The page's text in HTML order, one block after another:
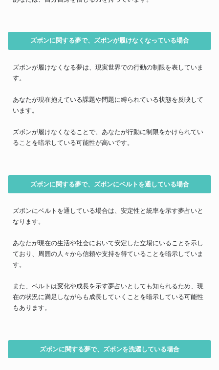
ズボンに関する夢で、ズボンが履けなくなっている場合
ズボンが履けなくなる夢は、現実世界での行動の制限を表していま
す。
あなたが現在抱えている課題や問題に縛られている状態を反映して
います。
ズボンが履けなくなることで、あなたが行動に制限をかけられてい
ることを暗示している可能性が高いです。
ズボンに関する夢で、ズボンにベルトを通している場合
ズボンにベルトを通している場合は、安定性と統率を示す夢占いと
なります。
あなたが現在の生活や社会において安定した立場にいることを示し
ており、周囲の人々から信頼や支持を得ていることを暗示していま
す。
また、ベルトは変化や成長を示す夢占いとしても知られるため、現
在の状況に満足しながらも成長していくことを暗示している可能性
もあります。
ズボンに関する夢で、ズボンを洗濯している場合